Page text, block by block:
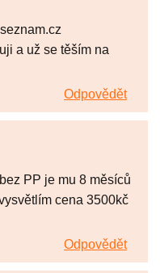
a už se těším na
Odpovědět
PP je mu 8 měsíců
cena 3500kč
Odpovědět